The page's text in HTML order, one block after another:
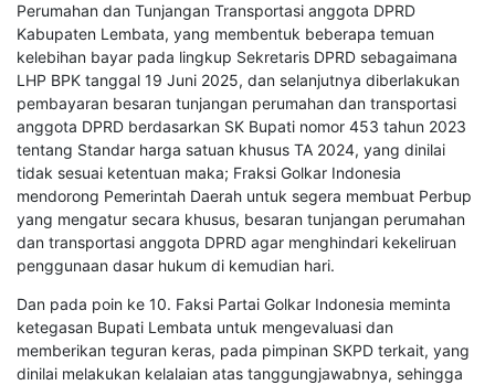
Perumahan dan Tunjangan Transportasi anggota DPRD
Kabupaten Lembata, yang membentuk beberapa temuan
kelebihan bayar pada lingkup Sekretaris DPRD sebagaimana
LHP BPK tanggal 19 Juni 2025, dan selanjutnya diberlakukan
pembayaran besaran tunjangan perumahan dan transportasi
anggota DPRD berdasarkan SK Bupati nomor 453 tahun 2023
tentang Standar harga satuan khusus TA 2024, yang dinilai
tidak sesuai ketentuan maka; Fraksi Golkar Indonesia
mendorong Pemerintah Daerah untuk segera membuat Perbup
yang mengatur secara khusus, besaran tunjangan perumahan
dan transportasi anggota DPRD agar menghindari kekeliruan
penggunaan dasar hukum di kemudian hari.
Dan pada poin ke 10. Faksi Partai Golkar Indonesia meminta
ketegasan Bupati Lembata untuk mengevaluasi dan
memberikan teguran keras, pada pimpinan SKPD terkait, yang
dinilai melakukan kelalaian atas tanggungjawabnya, sehingga